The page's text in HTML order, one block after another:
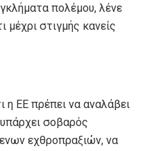
πολέμου, λένε
μέχρι στιγμής κανείς
η ΕΕ πρέπει να αναλάβει
σοβαρός
εχθροπραξιών, να